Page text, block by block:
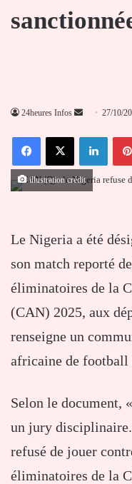
24heures Infos
Envoyer
courriel
27/10/
FacebookX
illustration crédit
Le Nigeria a été
son match reporté
éliminatoires de la
(CAN) 2025, aux
renseigne un
africaine de football
Selon le document,
un jury
refusé de jouer
éliminatoires de la